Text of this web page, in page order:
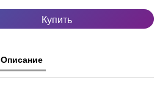
Купить
Описание